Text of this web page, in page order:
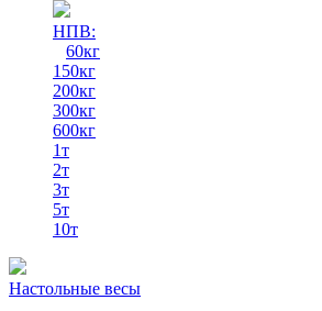
НПВ:
60кг
150кг
200кг
300кг
600кг
1т
2т
3т
5т
10т
Настольные весы